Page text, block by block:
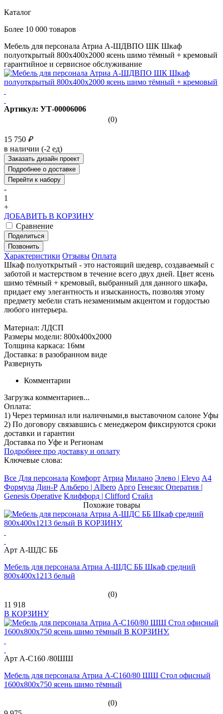
Каталог
Более 10 000 товаров
Мебель для персонала Атриа А-ШДВПО ШК Шкаф
полуоткрытый 800х400х2000 ясень шимо тёмный + кремовый
гарантийное и сервисное обслуживание
Артикул: УТ-00006006
(0)
15 750 ₽
в наличии (-2 ед)
Заказать дизайн проект
Подробнее о доставке
Перейти к набору
-
1
+
ДОБАВИТЬ В КОРЗИНУ
Сравнение
Поделиться
Позвонить
Характеристики Отзывы Оплата
Шкаф полуоткрытый - это настоящий шедевр, создаваемый с
заботой и мастерством в течение всего двух дней. Цвет ясень
шимо тёмный + кремовый, выбранный для данного шкафа,
придает ему элегантность и изысканность, позволяя этому
предмету мебели стать незаменимым акцентом и гордостью
любого интерьера.
Материал: ЛДСП
Размеры модели: 800х400х2000
Толщина каркаса: 16мм
Доставка: в разобранном виде
Развернуть
Комментарии
Загрузка комментариев...
Оплата:
1) Через терминал или наличными,в выставочном салоне Уфы
2) По договору связавшись с менеджером фиксируются сроки
доставки и гарантии
Доставка по Уфе и Регионам
Подробнее про доставку и оплату
Ключевые слова:
Все Для персонала Комфорт Атриа Милано Элево | Elevo А4
Формула Дин-Р Альберо | Albero Арго Генезис Оператив |
Genesis Operative Клиффорд | Clifford Стайл
Похожие товары
Арт А-ШДС ББ
Мебель для персонала Атриа А-ШДС ББ Шкаф средний
800х400х1213 белый
(0)
11 918
В КОРЗИНУ
Арт А-С160 /80ШШ
Мебель для персонала Атриа А-С160/80 ШШ Стол офисный
1600х800х750 ясень шимо тёмный
(0)